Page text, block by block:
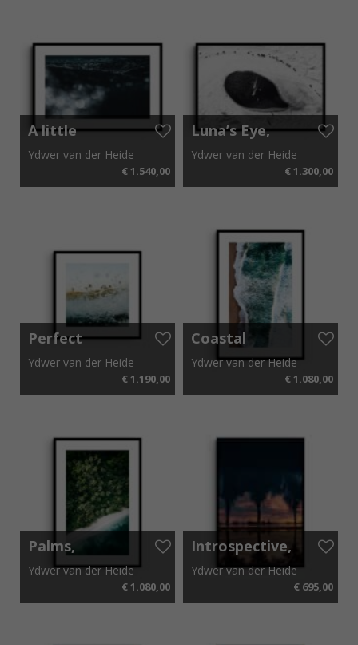
A little
Reminder,
Corsica 2020
Ydwer van der Heide
€ 1.540,00
Luna’s Eye,
The
Netherlands
Ydwer van der Heide
€ 1.300,00
Perfect
Imperfection,
Brazil 2013
Ydwer van der Heide
€ 1.190,00
Coastal
Shades,
Portugal
Ydwer van der Heide
€ 1.080,00
Palms,
Philippines
2019
Ydwer van der Heide
€ 1.080,00
Introspective,
Madagascar
2019
Ydwer van der Heide
€ 695,00